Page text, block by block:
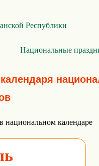
Республики
Национальные
национальном календаре